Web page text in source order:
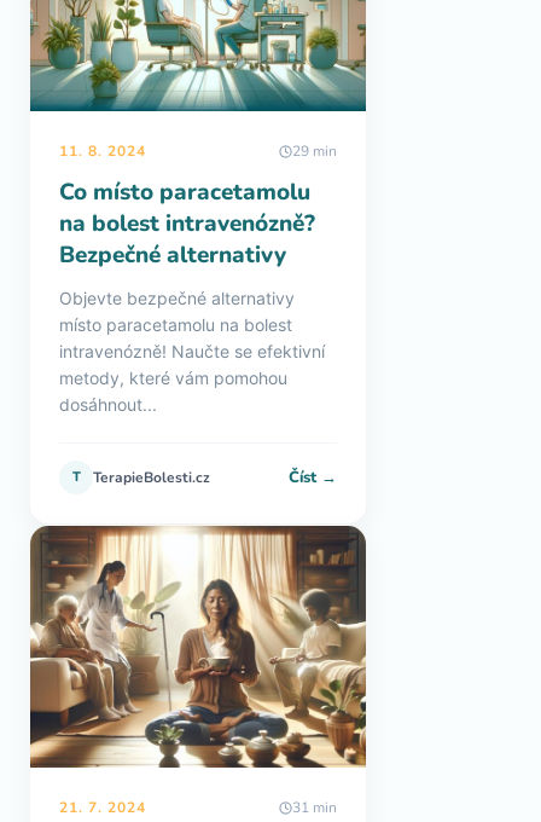
11. 8. 2024 29 min
Co místo paracetamolu
na bolest intravenózně?
Bezpečné alternativy
Objevte bezpečné alternativy
místo paracetamolu na bolest
intravenózně! Naučte se efektivní
metody, které vám pomohou
dosáhnout...
T TerapieBolesti.cz Číst →
21. 7. 2024 31 min